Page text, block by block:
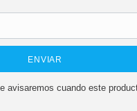
ENVIAR
avisaremos cuando este